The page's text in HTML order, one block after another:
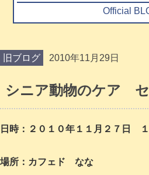
Official
旧ブログ 2010年11月29日
シニア動物のケア
日時：２０１０年１１月２７日
場所：カフェド なな